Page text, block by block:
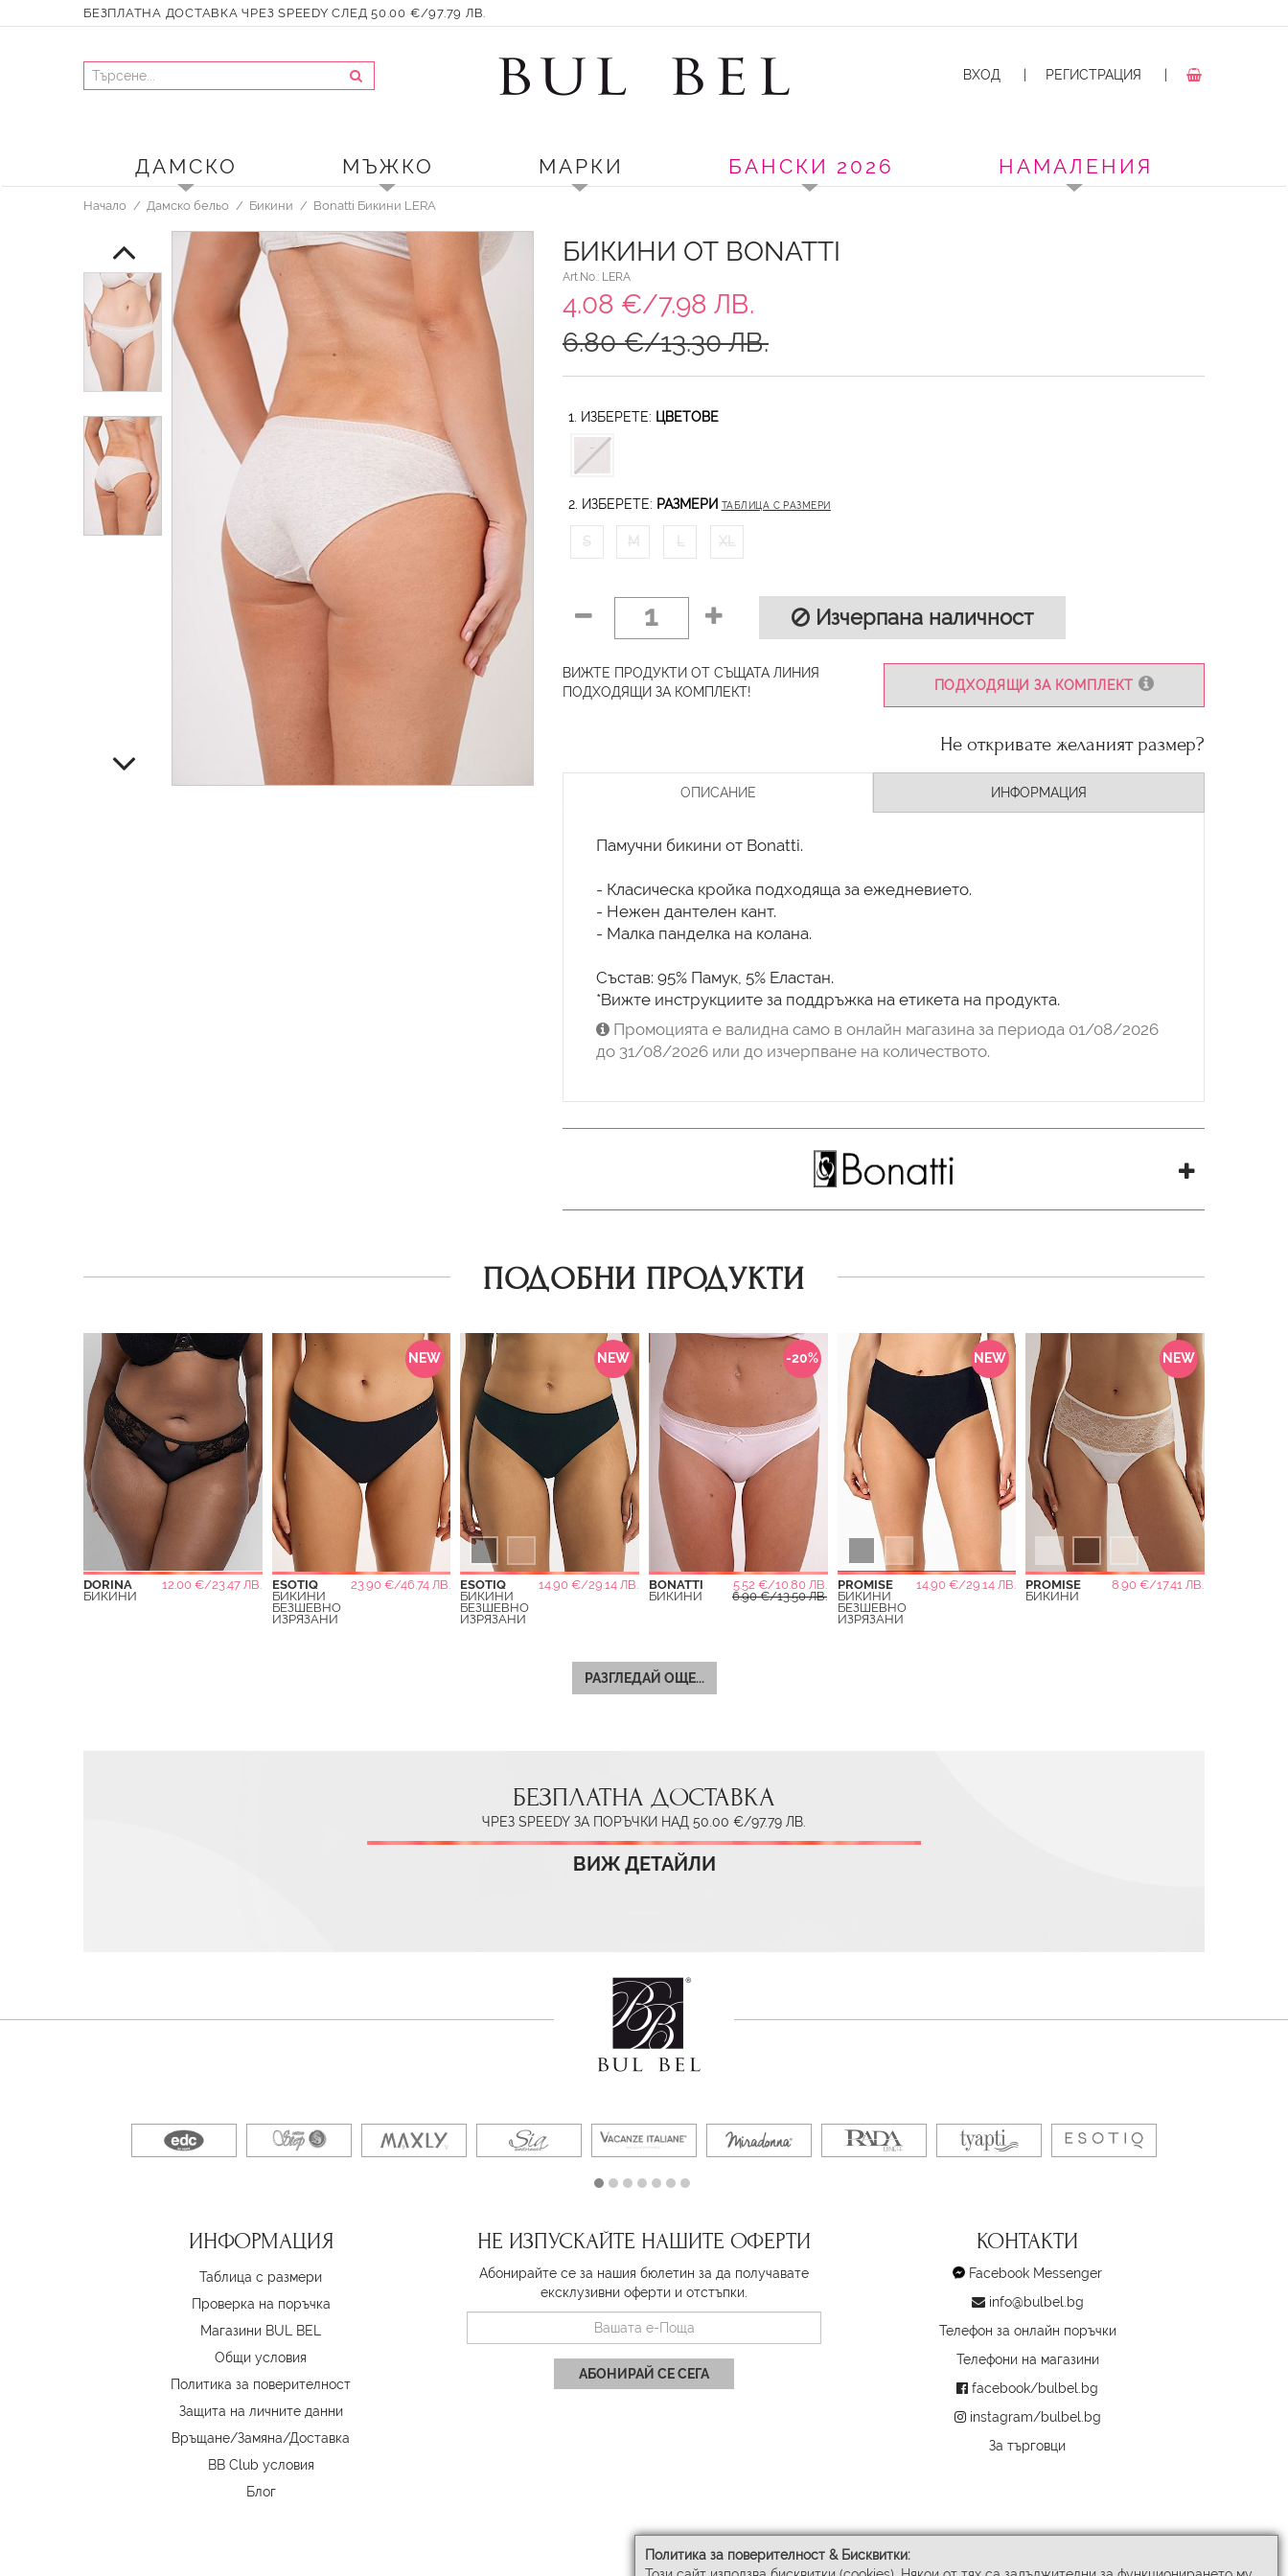
Политика за поверителност & Бисквитки:
БЕЗПЛАТНА ДОСТАВКА ЧРЕЗ SPEEDY СЛЕД 50.00 €/97.79 ЛВ.
ВХОД РЕГИСТРАЦИЯ
ДАМСКО МЪЖКО МАРКИ БАНСКИ 2026 НАМАЛЕНИЯ
Начало Дамско бельо Бикини Bonatti Бикини LERA
БИКИНИ ОТ BONATTI
Art.No.: LERA
4.08 €/7.98 ЛВ.
6.80 €/13.30 ЛВ.
1. ИЗБЕРЕТЕ: ЦВЕТОВЕ
2. ИЗБЕРЕТЕ: РАЗМЕРИ ТАБЛИЦА С РАЗМЕРИ
S M L XL
1 Изчерпана наличност
ПОДХОДЯЩИ ЗА КОМПЛЕКТ
ВИЖТЕ ПРОДУКТИ ОТ СЪЩАТА ЛИНИЯ
ПОДХОДЯЩИ ЗА КОМПЛЕКТ!
Не откривате желаният размер?
ОПИСАНИЕ ИНФОРМАЦИЯ
Памучни бикини от Bonatti.
- Класическа кройка подходяща за ежедневието.
- Нежен дантелен кант.
- Малка панделка на колана.
Състав: 95% Памук, 5% Еластан.
*Вижте инструкциите за поддръжка на етикета на продукта.
Промоцията е валидна само в онлайн магазина за периода 01/08/2026
до 31/08/2026 или до изчерпване на количеството.
ПОДОБНИ ПРОДУКТИ
DORINA
12.00 €/23.47 ЛВ.
БИКИНИ
NEW
ESOTIQ
23.90 €/46.74 ЛВ.
БИКИНИ
БЕЗШЕВНО
ИЗРЯЗАНИ
NEW
ESOTIQ
14.90 €/29.14 ЛВ.
БИКИНИ
БЕЗШЕВНО
ИЗРЯЗАНИ
-20%
BONATTI
5.52 €/10.80 ЛВ.
БИКИНИ
6.90 €/13.50 ЛВ.
NEW
PROMISE
14.90 €/29.14 ЛВ.
БИКИНИ
БЕЗШЕВНО
ИЗРЯЗАНИ
NEW
PROMISE
8.90 €/17.41 ЛВ.
БИКИНИ
РАЗГЛЕДАЙ ОЩЕ...
БЕЗПЛАТНА ДОСТАВКА
ЧРЕЗ SPEEDY ЗА ПОРЪЧКИ НАД 50.00 €/97.79 ЛВ.
ВИЖ ДЕТАЙЛИ
ИНФОРМАЦИЯ
Таблица с размери
Проверка на поръчка
Магазини BUL BEL
Oбщи условия
Политика за поверителност
Защита на личните данни
Връщане/Замяна/Доставка
BB Club условия
Блог
НЕ ИЗПУСКАЙТЕ НАШИТЕ ОФЕРТИ
Абонирайте се за нашия бюлетин за да получавате
ексклузивни оферти и отстъпки.
АБОНИРАЙ СЕ СЕГА
КОНТАКТИ
Facebook Messenger
info@bulbel.bg
Телефон за онлайн поръчки
Телефони на магазини
facebook/bulbel.bg
instagram/bulbel.bg
За търговци